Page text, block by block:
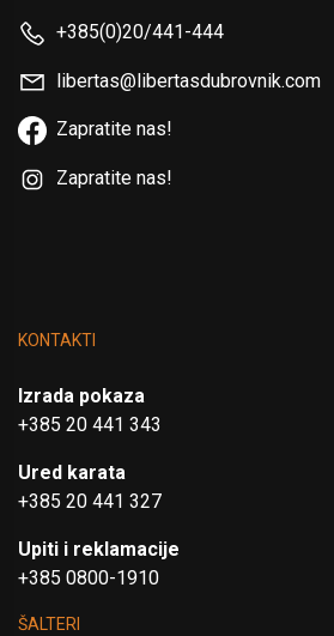
+385(0)20/441-444
libertas@libertasdubrovnik.com
Zapratite nas!
Zapratite nas!
KONTAKTI
Izrada pokaza
+385 20 441 343
Ured karata
+385 20 441 327
Upiti i reklamacije
+385 0800-1910
ŠALTERI